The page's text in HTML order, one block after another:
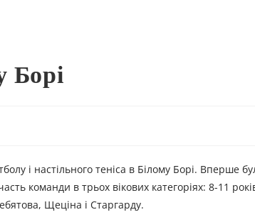
Борі
і настільного теніса в Білому Борі. Вперше
команди в трьох вікових категоріях: 8-11
Щеціна і Старгарду.